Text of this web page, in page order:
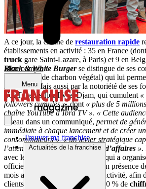
Mon compte
Menu
Trouver ma franchise
Actualités de la franchise
A ce jour, la chaîne de restauration rapide
établissements en activité : 35 en France
truck gare Saint-Lazare, à Paris) et 9 en
Black & White Burgerse distingue de ses
noir (à base de charbon végétal) qui lui
bicolores. Mais aussi par la notoriété de ses
YouTubeurs IbraTV et Djam, qui cumulent «
followers cumulés », dont « plus de 5
chaîne YouTube d’Ibra TV ». « Cette
réseau dans un communiqué, permet de
immédiate à chaque lancement et de créer
consommateurs », « un levier stratégique
l’attention en trafic et enchiffre d’affaires ».
avec le restaurant de Thionville, qui a
officielle (ou « Big Opening ») en présence
mois après le démarrage de son activité, afin
clients et de générer un gain de 30 % de